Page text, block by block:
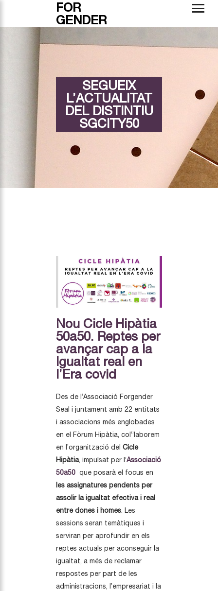
FOR
GENDER
SEGUEIX
L’ACTUALITAT
DEL DISTINTIU
SGCITY50
Nou Cicle Hipàtia
50a50. Reptes per
avançar cap a la
Igualtat real en
l’Era covid
Des de l’Associació Forgender
Seal i juntament amb 22 entitats
i associacions més englobades
en el Fòrum Hipàtia, col”laborem
en l’organització del Cicle
Hipàtia, impulsat per l’Associació
50a50 que posarà el focus en
les assignatures pendents per
assolir la igualtat efectiva i real
entre dones i homes. Les
sessions seran temàtiques i
serviran per aprofundir en els
reptes actuals per aconseguir la
igualtat, a més de reclamar
respostes per part de les
administracions, l’empresariat i la